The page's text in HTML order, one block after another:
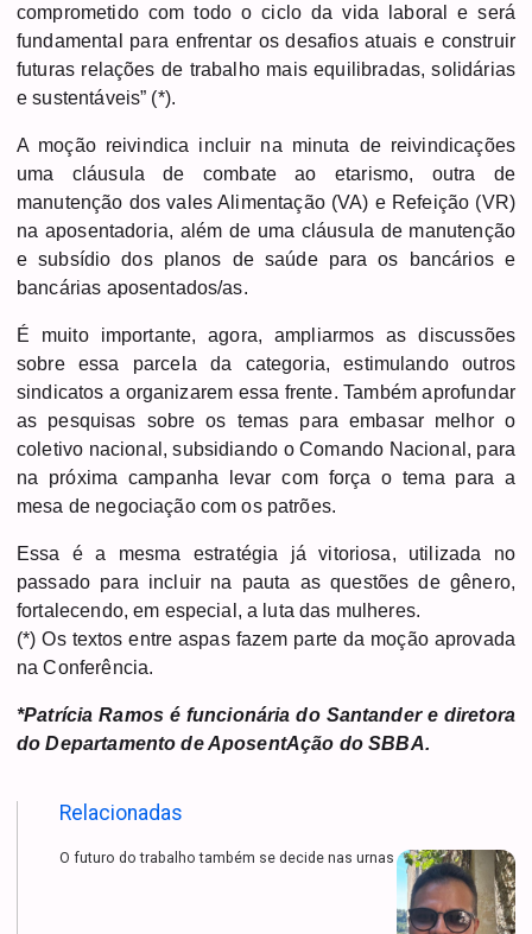
comprometido com todo o ciclo da vida laboral e será
fundamental para enfrentar os desafios atuais e construir
futuras relações de trabalho mais equilibradas, solidárias
e sustentáveis” (*).
A moção reivindica incluir na minuta de reivindicações
uma cláusula de combate ao etarismo, outra de
manutenção dos vales Alimentação (VA) e Refeição (VR)
na aposentadoria, além de uma cláusula de manutenção
e subsídio dos planos de saúde para os bancários e
bancárias aposentados/as.
É muito importante, agora, ampliarmos as discussões
sobre essa parcela da categoria, estimulando outros
sindicatos a organizarem essa frente. Também aprofundar
as pesquisas sobre os temas para embasar melhor o
coletivo nacional, subsidiando o Comando Nacional, para
na próxima campanha levar com força o tema para a
mesa de negociação com os patrões.
Essa é a mesma estratégia já vitoriosa, utilizada no
passado para incluir na pauta as questões de gênero,
fortalecendo, em especial, a luta das mulheres.
(*) Os textos entre aspas fazem parte da moção aprovada
na Conferência.
*Patrícia Ramos é funcionária do Santander e diretora
do Departamento de AposentAção do SBBA.
Relacionadas
O futuro do trabalho também se decide nas urnas